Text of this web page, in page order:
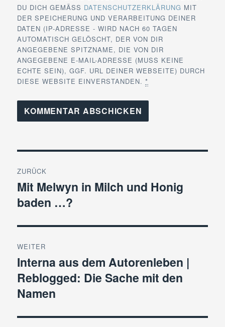
DU DICH GEMÄSS DATENSCHUTZERKLÄRUNG MIT
DER SPEICHERUNG UND VERARBEITUNG DEINER
DATEN (IP-ADRESSE - WIRD NACH 60 TAGEN
AUTOMATISCH GELÖSCHT, DER VON DIR
ANGEGEBENE SPITZNAME, DIE VON DIR
ANGEGEBENE E-MAIL-ADRESSE (MUSS KEINE
ECHTE SEIN), GGF. URL DEINER WEBSEITE) DURCH
DIESE WEBSITE EINVERSTANDEN.*
ZURÜCK
Vorheriger
Beitrag:
Mit Melwyn in Milch und Honig
baden …?
WEITER
Nächster
Beitrag:
Interna aus dem Autorenleben |
Reblogged: Die Sache mit den
Namen